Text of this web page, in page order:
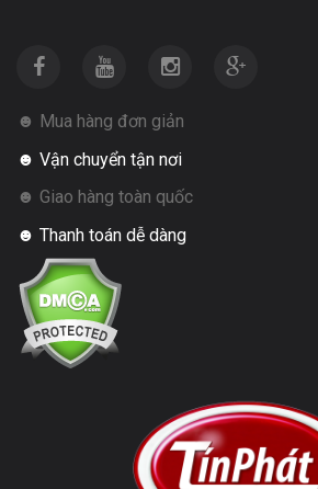
☻ Mua hàng đơn giản
☻ Vận chuyển tận nơi
☻ Giao hàng toàn quốc
☻ Thanh toán dễ dàng